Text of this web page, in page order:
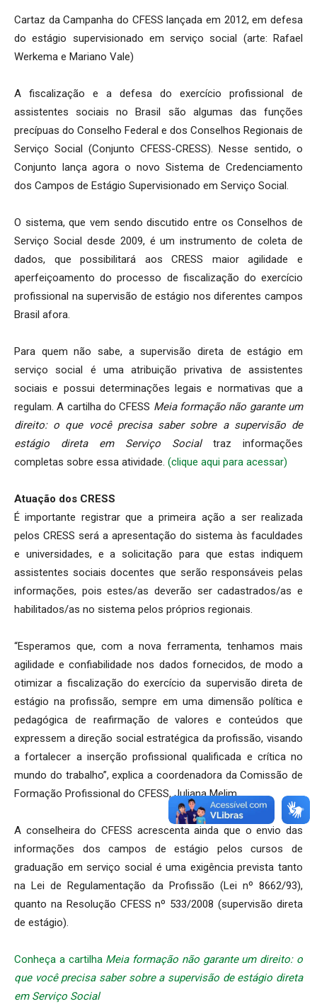
Cartaz da Campanha do CFESS lançada em 2012, em defesa
do estágio supervisionado em serviço social (arte: Rafael
Werkema e Mariano Vale)
A fiscalização e a defesa do exercício profissional de
assistentes sociais no Brasil são algumas das funções
precípuas do Conselho Federal e dos Conselhos Regionais de
Serviço Social (Conjunto CFESS-CRESS). Nesse sentido, o
Conjunto lança agora o novo Sistema de Credenciamento
dos Campos de Estágio Supervisionado em Serviço Social.
O sistema, que vem sendo discutido entre os Conselhos de
Serviço Social desde 2009, é um instrumento de coleta de
dados, que possibilitará aos CRESS maior agilidade e
aperfeiçoamento do processo de fiscalização do exercício
profissional na supervisão de estágio nos diferentes campos
Brasil afora.
Para quem não sabe, a supervisão direta de estágio em
serviço social é uma atribuição privativa de assistentes
sociais e possui determinações legais e normativas que a
regulam. A cartilha do CFESS Meia formação não garante um
direito: o que você precisa saber sobre a supervisão de
estágio direta em Serviço Socialtraz informações
completas sobre essa atividade. (clique aqui para acessar)
Atuação dos CRESS
É importante registrar que a primeira ação a ser realizada
pelos CRESS será a apresentação do sistema às faculdades
e universidades, e a solicitação para que estas indiquem
assistentes sociais docentes que serão responsáveis pelas
informações, pois estes/as deverão ser cadastrados/as e
habilitados/as no sistema pelos próprios regionais.
“Esperamos que, com a nova ferramenta, tenhamos mais
agilidade e confiabilidade nos dados fornecidos, de modo a
otimizar a fiscalização do exercício da supervisão direta de
estágio na profissão, sempre em uma dimensão política e
pedagógica de reafirmação de valores e conteúdos que
expressem a direção social estratégica da profissão, visando
a fortalecer a inserção profissional qualificada e crítica no
mundo do trabalho”, explica a coordenadora da Comissão de
Formação Profissional do CFESS, Juliana Melim.
A conselheira do CFESS acrescenta ainda que o envio das
informações dos campos de estágio pelos cursos de
graduação em serviço social é uma exigência prevista tanto
na Lei de Regulamentação da Profissão (Lei nº 8662/93),
quanto na Resolução CFESS nº 533/2008 (supervisão direta
de estágio).
Conheça a cartilha Meia formação não garante um direito: o
que você precisa saber sobre a supervisão de estágio direta
em Serviço Social